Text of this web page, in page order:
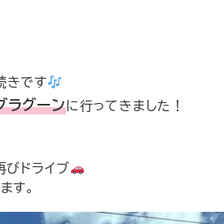
きです
ラグーンに行ってきました！
びドライブ
す。